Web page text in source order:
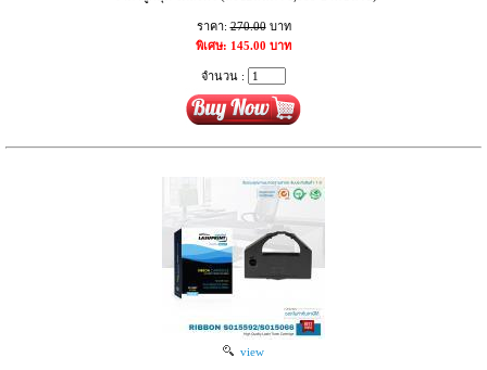
ราคา:270.00บาท
พิเศษ: 145.00 บาท
จำนวน :
view